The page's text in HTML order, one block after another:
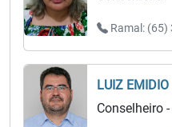
Ramal:
LUIZ
Conselheiro